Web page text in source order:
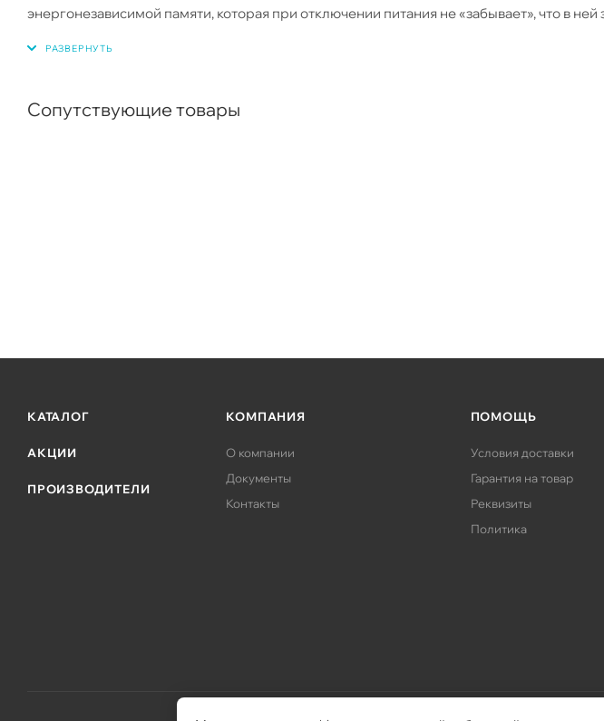
энергонезависимой памяти, которая при отключении питания не «забывает», что в ней
Сопутствующие товары
КАТАЛОГ
АКЦИИ
ПРОИЗВОДИТЕЛИ
КОМПАНИЯ
О компании
Документы
Контакты
ПОМОЩЬ
Условия доставки
Гарантия на товар
Реквизиты
Политика